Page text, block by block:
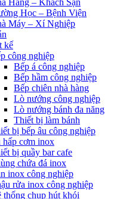
Hàng – Khách Sạn
Học – Bệnh Viện
Máy – Xí Nghiệp
kế
công nghiệp
Bếp á công nghiệp
Bếp hầm công nghiệp
Bếp chiên nhà hàng
Lò nướng công nghiệp
Lò nướng bánh đa năng
Thiết bị làm bánh
bị bếp âu công nghiệp
hấp cơm inox
bị quầy bar cafe
chứa đá inox
inox công nghiệp
rửa inox công nghiệp
thống chụp hút khói